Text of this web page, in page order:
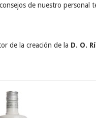
de nuestro personal
de la creación de la D. O.